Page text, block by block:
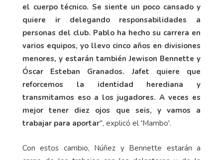
el cuerpo técnico. Se siente un poco cansado y
quiere ir delegando responsabilidades a
personas del club. Pablo ha hecho su carrera en
varios equipos, yo llevo cinco años en divisiones
menores, y estarán también Jewison Bennette y
Óscar Esteban Granados. Jafet quiere que
reforcemos la identidad herediana y
transmitamos eso a los jugadores. A veces es
mejor tener diez ojos que seis, y vamos a
trabajar para aportar", explicó el 'Mambo'.
Con estos cambio, Núñez y Bennette estarán a